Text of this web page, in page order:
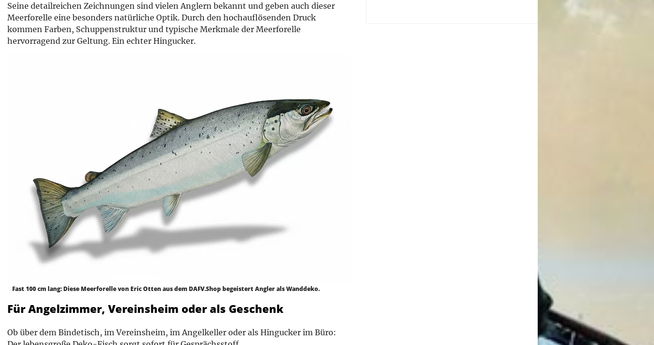
Seine detailreichen Zeichnungen sind vielen Anglern bekannt und geben auch dieser
Meerforelle eine besonders natürliche Optik. Durch den hochauflösenden Druck
kommen Farben, Schuppenstruktur und typische Merkmale der Meerforelle
hervorragend zur Geltung. Ein echter Hingucker.
Fast 100 cm lang: Diese Meerforelle von Eric Otten aus dem DAFV.Shop begeistert Angler als Wanddeko.
Für Angelzimmer, Vereinsheim oder als Geschenk
Ob über dem Bindetisch, im Vereinsheim, im Angelkeller oder als Hingucker im Büro: